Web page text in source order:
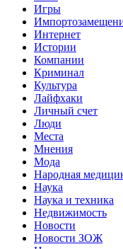
Игры
Интернет
Истории
Компании
Криминал
Культура
Лайфхаки
Личный счет
Люди
Места
Мнения
Мода
Народная
Наука
Наука и техника
Недвижимость
Новости
Новости ЗОЖ